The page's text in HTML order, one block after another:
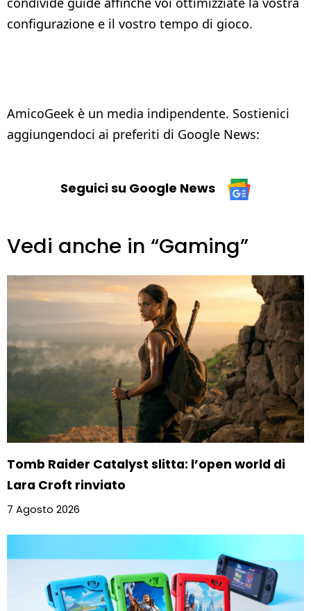
configurazione e il vostro tempo di gioco.
AmicoGeek è un media indipendente. Sostienici
aggiungendoci ai preferiti di Google News:
Seguici su Google News
Vedi anche in “Gaming”
Tomb Raider Catalyst slitta: l’open world di
Lara Croft rinviato
7 Agosto 2026